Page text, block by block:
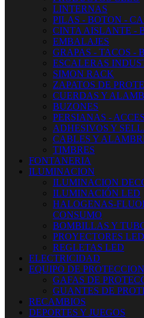
LINTERNAS
PILAS - BOTON -
CINTA AISLANTE -
EMBALAJES
GRAPAS - TACOS -
ESCALERAS
SIMON RACK
ZAPATOS DE
CUERDAS Y
BUZONES
PERSIANAS -
ADHESIVOS Y
CABLES Y
TIMBRES
FONTANERIA
ILUMINACION
ILUMINACION
ILUMINACIÓN LED
HALOGENAS-
CONSUMO
BOMBILLAS Y
PROYECTORES LED
REGLETAS LED
ELECTRICIDAD
EQUIPO DE
GAFAS DE
GUANTES DE
RECAMBIOS
DEPORTES Y JUEGOS